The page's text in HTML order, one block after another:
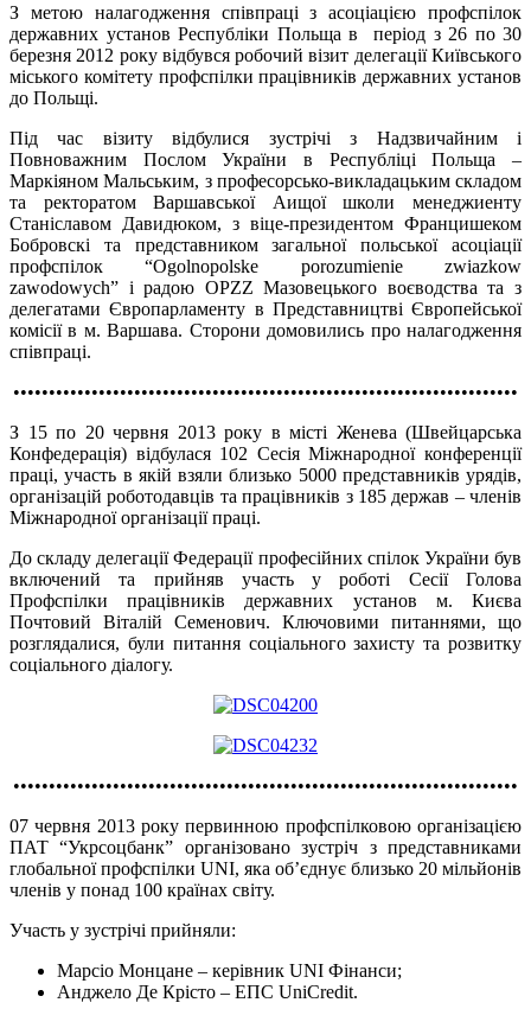
З метою налагодження співпраці з асоціацією профспілок
державних установ Республіки Польща в період з 26 по 30
березня 2012 року відбувся робочий візит делегації Київського
міського комітету профспілки працівників державних установ
до Польщі.
Під час візиту відбулися зустрічі з Надзвичайним і
Повноважним Послом України в Республіці Польща –
Маркіяном Мальським, з професорсько-викладацьким складом
та ректоратом Варшавської Аищої школи менеджиенту
Станіславом Давидюком, з віце-президентом Францишеком
Бобровскі та представником загальної польської асоціації
профспілок “Ogolnopolske porozumienie zwiazkow
zawodowych” і радою OPZZ Мазовецького воєводства та з
делегатами Європарламенту в Представництві Європейської
комісії в м. Варшава. Сторони домовились про налагодження
співпраці.
•••••••••••••••••••••••••••••••••••••••••••••••••••••••••••••••••••••••
З 15 по 20 червня 2013 року в місті Женева (Швейцарська
Конфедерація) відбулася 102 Сесія Міжнародної конференції
праці, участь в якій взяли близько 5000 представників урядів,
організацій роботодавців та працівників з 185 держав – членів
Міжнародної організації праці.
До складу делегації Федерації професійних спілок України був
включений та прийняв участь у роботі Сесії Голова
Профспілки працівників державних установ м. Києва
Почтовий Віталій Семенович. Ключовими питаннями, що
розглядалися, були питання соціального захисту та розвитку
соціального діалогу.
•••••••••••••••••••••••••••••••••••••••••••••••••••••••••••••••••••••••
07 червня 2013 року первинною профспілковою організацією
ПАТ “Укрсоцбанк” організовано зустріч з представниками
глобальної профспілки UNI, яка об’єднує близько 20 мільйонів
членів у понад 100 країнах світу.
Участь у зустрічі прийняли:
Марсіо Монцане – керівник UNI Фінанси;
Анджело Де Крісто – ЕПС UniCredit.